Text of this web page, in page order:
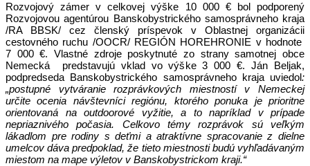
Rozvojový zámer v celkovej výške 10 000 € bol podporený
Rozvojovou agentúrou Banskobystrického samosprávneho kraja
/RA BBSK/ cez členský príspevok v Oblastnej organizácii
cestovného ruchu /OOCR/ REGIÓN HOREHRONIE v hodnote
7 000 €. Vlastné zdroje poskytnuté zo strany samotnej obce
Nemecká predstavujú vklad vo výške 3 000 €. Ján Beljak,
podpredseda Banskobystrického samosprávneho kraja uviedol:
„postupné vytváranie rozprávkových miestností v Nemeckej
určite ocenia návštevníci regiónu, ktorého ponuka je prioritne
orientovaná na outdoorové vyžitie, a to napríklad v prípade
nepriaznivého počasia. Celkovo témy rozprávok sú veľkým
lákadlom pre rodiny s deťmi a atraktívne spracovanie z dielne
umelcov dáva predpoklad, že tieto miestnosti budú vyhľadávaným
miestom na mape výletov v Banskobystrickom kraji.“